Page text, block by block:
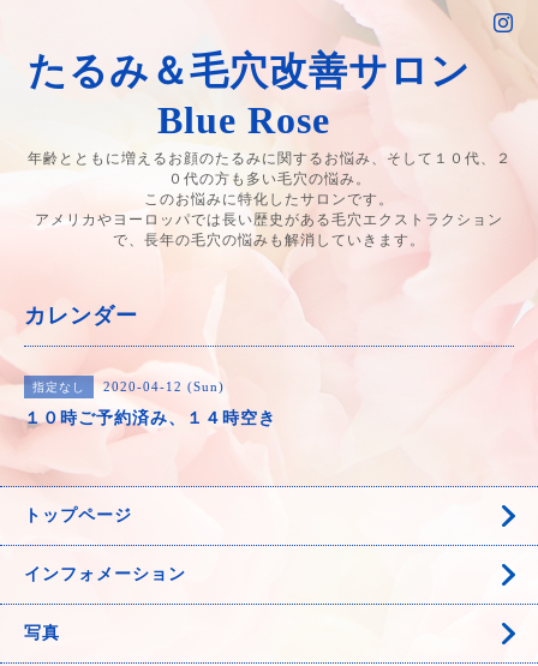
たるみ＆毛穴改善サロン
Blue Rose
年齢とともに増えるお顔のたるみに関するお悩み、そして１０代、２
０代の方も多い毛穴の悩み。
このお悩みに特化したサロンです。
アメリカやヨーロッパでは長い歴史がある毛穴エクストラクション
で、長年の毛穴の悩みも解消していきます。
カレンダー
指定なし 2020-04-12 (Sun)
１０時ご予約済み、１４時空き
トップページ
インフォメーション
写真